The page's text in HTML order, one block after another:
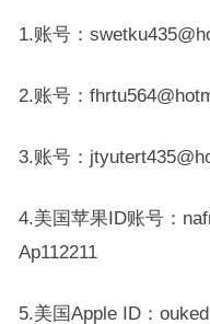
1.账号：
2.账号：
3.账号：
4.美国苹果ID账号：
Ap112211
5.美国Apple ID：